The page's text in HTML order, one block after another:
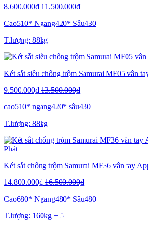
8.600.000₫ 11.500.000₫
Cao510* Ngang420* Sâu430
T.lượng: 88kg
Két sắt siêu chống trộm Samurai MF05 vân
9.500.000₫ 13.500.000₫
cao510* ngang420* sâu430
T.lượng: 88kg
Két sắt chống trộm Samurai MF36 vân tay
14.800.000₫ 16.500.000₫
Cao680* Ngang480* Sâu480
T.lượng: 160kg ± 5